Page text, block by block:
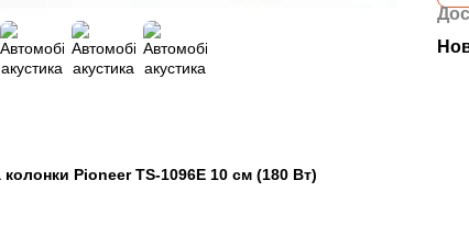
Pioneer TS-1096E 10 см (180 Вт)